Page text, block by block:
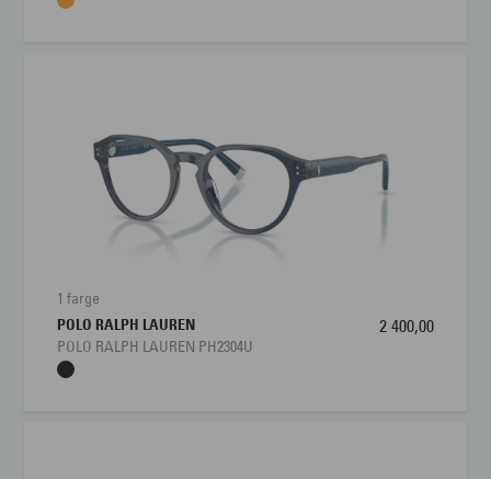
1 farge
POLO RALPH LAUREN
POLO RALPH LAUREN PH2304U
2 400,00